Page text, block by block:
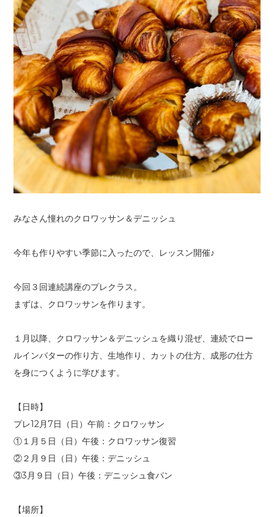
みなさん憧れのクロワッサン＆デニッシュ
今年も作りやすい季節に入ったので、レッスン開催♪
今回３回連続講座のプレクラス。
まずは、クロワッサンを作ります。
１月以降、クロワッサン＆デニッシュを織り混ぜ、連続でロー
ルインバターの作り方、生地作り、カットの仕方、成形の仕方
を身につくように学びます。
【日時】
プレ12月7日（日）午前：クロワッサン
①１月５日（日）午後：クロワッサン復習
②２月９日（日）午後：デニッシュ
③3月９日（日）午後：デニッシュ食パン
【場所】